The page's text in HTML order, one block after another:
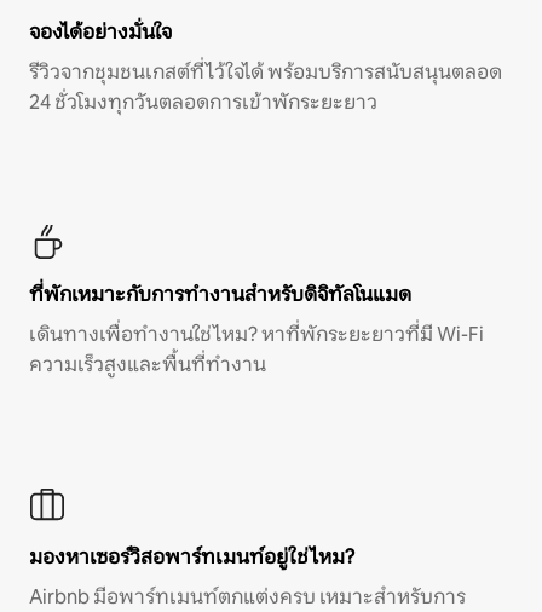
จองได้อย่างมั่นใจ
รีวิวจากชุมชนเกสต์ที่ไว้ใจได้ พร้อมบริการสนับสนุนตลอด
24 ชั่วโมงทุกวันตลอดการเข้าพักระยะยาว
ที่พักเหมาะกับการทำงานสำหรับดิจิทัลโนแมด
เดินทางเพื่อทำงานใช่ไหม? หาที่พักระยะยาวที่มี Wi-Fi
ความเร็วสูงและพื้นที่ทำงาน
มองหาเซอร์วิสอพาร์ทเมนท์อยู่ใช่ไหม?
Airbnb มีอพาร์ทเมนท์ตกแต่งครบ เหมาะสำหรับการ